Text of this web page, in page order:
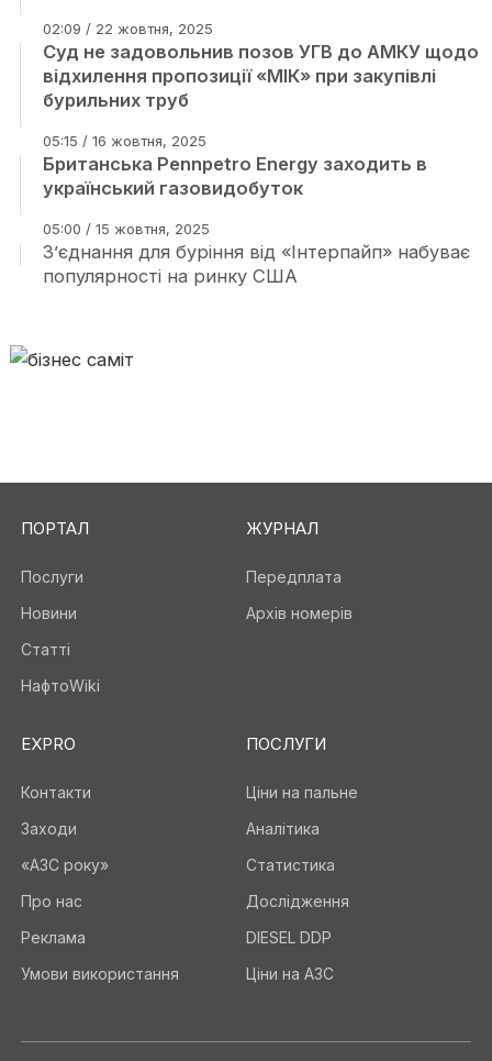
02:09 / 22 жовтня, 2025
Суд не задовольнив позов УГВ до АМКУ щодо
відхилення пропозиції «МІК» при закупівлі
бурильних труб
05:15 / 16 жовтня, 2025
Британська Pennpetro Energy заходить в
український газовидобуток
05:00 / 15 жовтня, 2025
З’єднання для буріння від «Інтерпайп» набуває
популярності на ринку США
ПОРТАЛ
Послуги
Новини
Статті
НафтоWiki
ЖУРНАЛ
Передплата
Архів номерів
EXPRO
Контакти
Заходи
«АЗС року»
Про нас
Реклама
Умови використання
ПОСЛУГИ
Ціни на пальне
Аналітика
Статистика
Дослідження
DIESEL DDP
Ціни на АЗС